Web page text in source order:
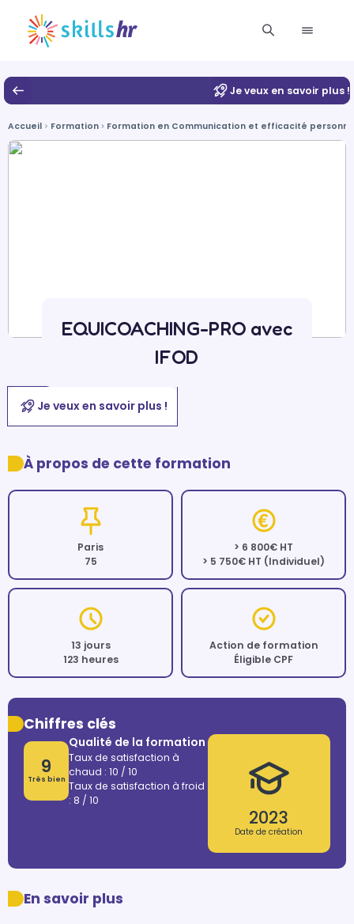
Je veux en savoir plus !
Accueil Formation Formation en Communication et efficacité
EQUICOACHING-PRO avec
IFOD
Je veux en savoir plus !
À propos de cette formation
Paris
75
> 6 800€ HT
> 5 750€ HT (Individuel)
13 jours
123 heures
Action de formation
Éligible CPF
Chiffres clés
9
Très bien
Qualité de la formation
Taux de satisfaction à
chaud : 10 / 10
Taux de satisfaction à froid
: 8 / 10
2023
Date de création
En savoir plus